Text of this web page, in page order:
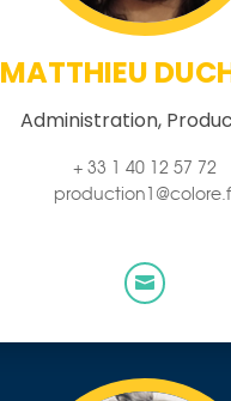
MATTHIEU
Administration,
+ 33 1 40 12 57 72
